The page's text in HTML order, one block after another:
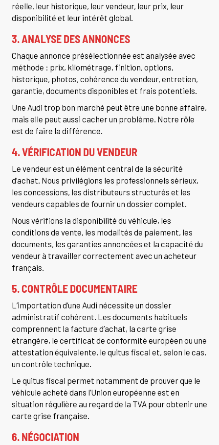
réelle, leur historique, leur vendeur, leur prix, leur
disponibilité et leur intérêt global.
3. ANALYSE DES ANNONCES
Chaque annonce présélectionnée est analysée avec
méthode : prix, kilométrage, finition, options,
historique, photos, cohérence du vendeur, entretien,
garantie, documents disponibles et frais potentiels.
Une Audi trop bon marché peut être une bonne affaire,
mais elle peut aussi cacher un problème. Notre rôle
est de faire la différence.
4. VÉRIFICATION DU VENDEUR
Le vendeur est un élément central de la sécurité
d’achat. Nous privilégions les professionnels sérieux,
les concessions, les distributeurs structurés et les
vendeurs capables de fournir un dossier complet.
Nous vérifions la disponibilité du véhicule, les
conditions de vente, les modalités de paiement, les
documents, les garanties annoncées et la capacité du
vendeur à travailler correctement avec un acheteur
français.
5. CONTRÔLE DOCUMENTAIRE
L’importation d’une Audi nécessite un dossier
administratif cohérent. Les documents habituels
comprennent la facture d’achat, la carte grise
étrangère, le certificat de conformité européen ou une
attestation équivalente, le quitus fiscal et, selon le cas,
un contrôle technique.
Le quitus fiscal permet notamment de prouver que le
véhicule acheté dans l’Union européenne est en
situation régulière au regard de la TVA pour obtenir une
carte grise française.
6. NÉGOCIATION